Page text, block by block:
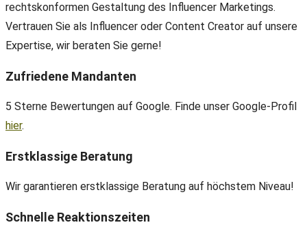
rechtskonformen Gestaltung des Influencer Marketings.
Vertrauen Sie als Influencer oder Content Creator auf unsere
Expertise, wir beraten Sie gerne!
Zufriedene Mandanten
5 Sterne Bewertungen auf Google. Finde unser Google-Profil
hier.
Erstklassige Beratung
Wir garantieren erstklassige Beratung auf höchstem Niveau!
Schnelle Reaktionszeiten